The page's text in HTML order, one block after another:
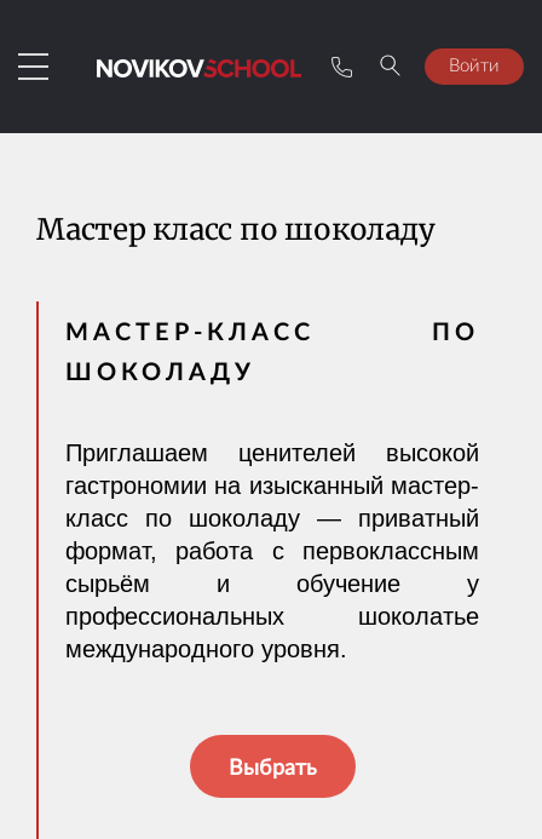
Войти
Мастер класс по шоколаду
МАСТЕР-КЛАСС ПО
ШОКОЛАДУ
Приглашаем ценителей высокой
гастрономии на изысканный мастер-
класс по шоколаду — приватный
формат, работа с первоклассным
сырьём и обучение у
профессиональных шоколатье
международного уровня.
Выбрать